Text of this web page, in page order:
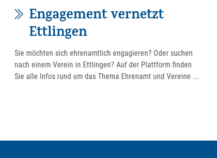
Engagement vernetzt
Ettlingen
Sie möchten sich ehrenamtlich engagieren? Oder suchen
nach einem Verein in Ettlingen? Auf der Plattform finden
Sie alle Infos rund um das Thema Ehrenamt und Vereine ...